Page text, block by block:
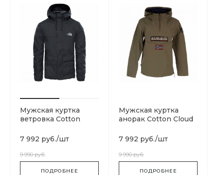
Мужская куртка
ветровка Cotton
T0CH37C4V
7 992 руб./шт
9 990 руб.
ПОДРОБНЕЕ
Мужская куртка
анорак Cotton Cloud
N0YHC0GD6
7 992 руб./шт
9 990 руб.
ПОДРОБНЕЕ